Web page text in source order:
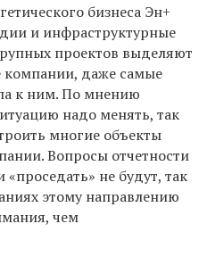
бизнеса Эн+
и инфраструктурные
проектов выделяют
компании, даже самые
к ним. По мнению
надо менять, так
многие объекты
Вопросы отчетности
не будут, так
этому направлению
чем